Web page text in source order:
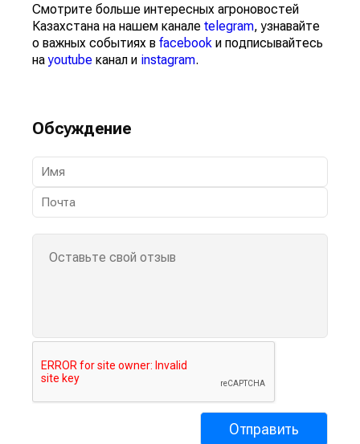
Смотрите больше интересных агроновостей
Казахстана на нашем канале telegram, узнавайте
о важных событиях в facebook и подписывайтесь
наyoutube канал и instagram.
Обсуждение